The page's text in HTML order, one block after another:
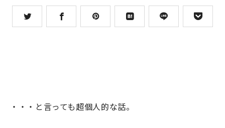
・・・と言っても超個人的な話。